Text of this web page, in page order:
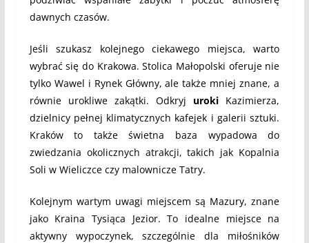
dawnych czasów.
Jeśli szukasz kolejnego ciekawego miejsca, warto
wybrać się do Krakowa. Stolica Małopolski oferuje nie
tylko Wawel i Rynek Główny, ale także mniej znane, a
równie urokliwe zakątki. Odkryj uroki Kazimierza,
dzielnicy pełnej klimatycznych kafejek i galerii sztuki.
Kraków to także świetna baza wypadowa do
zwiedzania okolicznych atrakcji, takich jak Kopalnia
Soli w Wieliczce czy malownicze Tatry.
Kolejnym wartym uwagi miejscem są Mazury, znane
jako Kraina Tysiąca Jezior. To idealne miejsce na
aktywny wypoczynek, szczególnie dla miłośników